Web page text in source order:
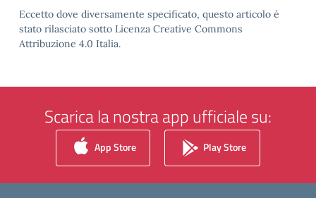
Eccetto dove diversamente specificato, questo articolo è
stato rilasciato sotto Licenza Creative Commons
Attribuzione 4.0 Italia.
Scarica la nostra app ufficiale su:
App Store Play Store